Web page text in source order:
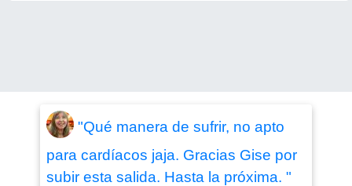
"Qué manera de sufrir, no apto
para cardíacos jaja. Gracias Gise por
subir esta salida. Hasta la próxima. "